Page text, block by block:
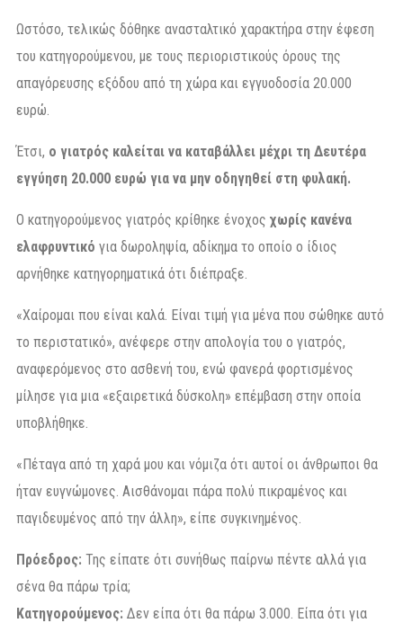
Ωστόσο, τελικώς δόθηκε ανασταλτικό χαρακτήρα στην έφεση
του κατηγορούμενου, με τους περιοριστικούς όρους της
απαγόρευσης εξόδου από τη χώρα και εγγυοδοσία 20.000
ευρώ.
Έτσι, ο γιατρός καλείται να καταβάλλει μέχρι τη Δευτέρα
εγγύηση 20.000 ευρώ για να μην οδηγηθεί στη φυλακή.
Ο κατηγορούμενος γιατρός κρίθηκε ένοχος χωρίς κανένα
ελαφρυντικό για δωροληψία, αδίκημα το οποίο ο ίδιος
αρνήθηκε κατηγορηματικά ότι διέπραξε.
«Χαίρομαι που είναι καλά. Είναι τιμή για μένα που σώθηκε αυτό
το περιστατικό», ανέφερε στην απολογία του ο γιατρός,
αναφερόμενος στο ασθενή του, ενώ φανερά φορτισμένος
μίλησε για μια «εξαιρετικά δύσκολη» επέμβαση στην οποία
υποβλήθηκε.
«Πέταγα από τη χαρά μου και νόμιζα ότι αυτοί οι άνθρωποι θα
ήταν ευγνώμονες. Αισθάνομαι πάρα πολύ πικραμένος και
παγιδευμένος από την άλλη», είπε συγκινημένος.
Πρόεδρος: Της είπατε ότι συνήθως παίρνω πέντε αλλά για
σένα θα πάρω τρία;
Κατηγορούμενος: Δεν είπα ότι θα πάρω 3.000. Είπα ότι για